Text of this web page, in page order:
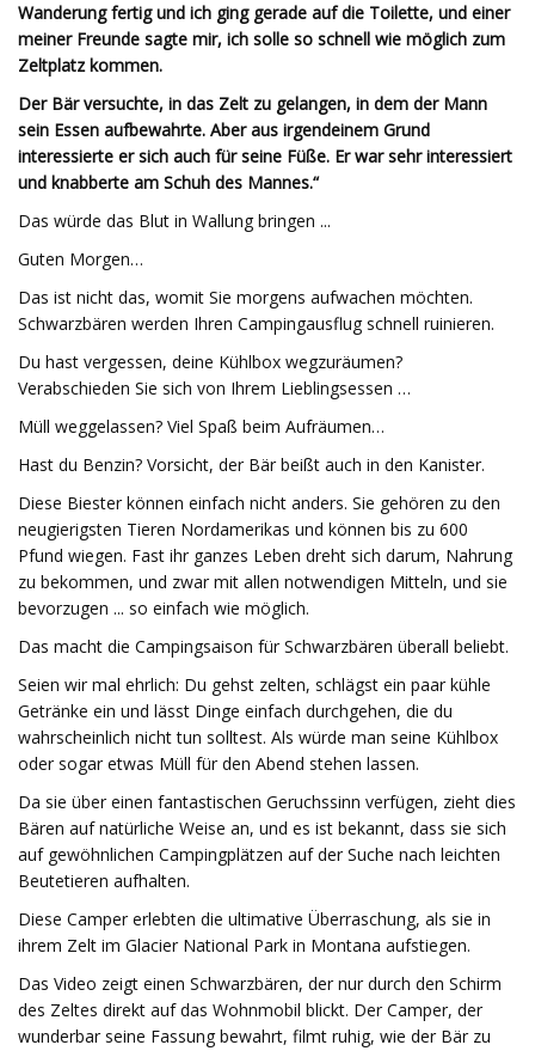
Wanderung fertig und ich ging gerade auf die Toilette, und einer
meiner Freunde sagte mir, ich solle so schnell wie möglich zum
Zeltplatz kommen.
Der Bär versuchte, in das Zelt zu gelangen, in dem der Mann
sein Essen aufbewahrte. Aber aus irgendeinem Grund
interessierte er sich auch für seine Füße. Er war sehr interessiert
und knabberte am Schuh des Mannes.“
Das würde das Blut in Wallung bringen ...
Guten Morgen…
Das ist nicht das, womit Sie morgens aufwachen möchten.
Schwarzbären werden Ihren Campingausflug schnell ruinieren.
Du hast vergessen, deine Kühlbox wegzuräumen?
Verabschieden Sie sich von Ihrem Lieblingsessen …
Müll weggelassen? Viel Spaß beim Aufräumen…
Hast du Benzin? Vorsicht, der Bär beißt auch in den Kanister.
Diese Biester können einfach nicht anders. Sie gehören zu den
neugierigsten Tieren Nordamerikas und können bis zu 600
Pfund wiegen. Fast ihr ganzes Leben dreht sich darum, Nahrung
zu bekommen, und zwar mit allen notwendigen Mitteln, und sie
bevorzugen ... so einfach wie möglich.
Das macht die Campingsaison für Schwarzbären überall beliebt.
Seien wir mal ehrlich: Du gehst zelten, schlägst ein paar kühle
Getränke ein und lässt Dinge einfach durchgehen, die du
wahrscheinlich nicht tun solltest. Als würde man seine Kühlbox
oder sogar etwas Müll für den Abend stehen lassen.
Da sie über einen fantastischen Geruchssinn verfügen, zieht dies
Bären auf natürliche Weise an, und es ist bekannt, dass sie sich
auf gewöhnlichen Campingplätzen auf der Suche nach leichten
Beutetieren aufhalten.
Diese Camper erlebten die ultimative Überraschung, als sie in
ihrem Zelt im Glacier National Park in Montana aufstiegen.
Das Video zeigt einen Schwarzbären, der nur durch den Schirm
des Zeltes direkt auf das Wohnmobil blickt. Der Camper, der
wunderbar seine Fassung bewahrt, filmt ruhig, wie der Bär zu